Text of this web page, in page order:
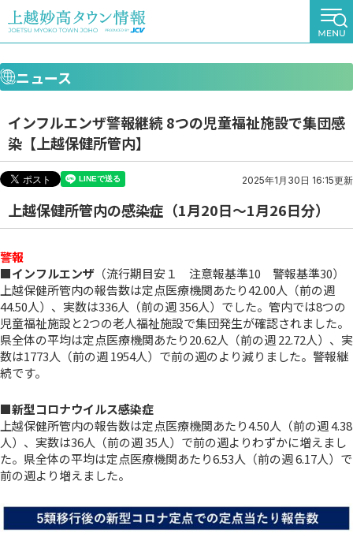
ニュース
インフルエンザ警報継続 8つの児童福祉施設で集団感
染【上越保健所管内】
2025年1月30日 16:15更新
上越保健所管内の感染症（1月20日～1月26日分）
警報
■インフルエンザ （流行期目安１ 注意報基準10 警報基準30）
上越保健所管内の報告数は定点医療機関あたり42.00人（前の週
44.50人）、実数は336人（前の週 356人）でした。管内では8つの
児童福祉施設と2つの老人福祉施設で集団発生が確認されました。
県全体の平均は定点医療機関あたり20.62人（前の週 22.72人）、実
数は1773人（前の週 1954人）で前の週のより減りました。警報継
続です。
■新型コロナウイルス感染症
上越保健所管内の報告数は定点医療機関あたり4.50人（前の週 4.38
人）、実数は36人（前の週 35人）で前の週よりわずかに増えまし
た。県全体の平均は定点医療機関あたり6.53人（前の週 6.17人）で
前の週より増えました。